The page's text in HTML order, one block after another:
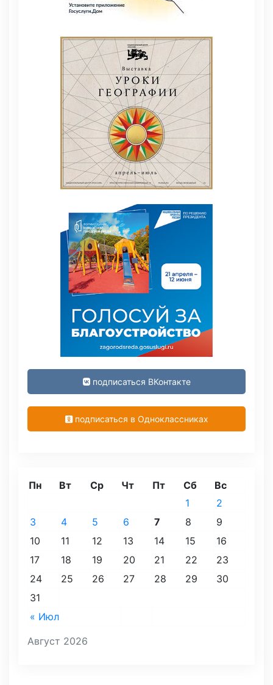
подписаться ВКонтакте
подписаться в Одноклассниках
Август 2026
Пн Вт Ср Чт Пт Сб Вс
« Июл
1
2
3
4 5 6 7 8
9
10
11 12 13 14 15
16
17
18 19 20 21 22
23
24
25 26 27 28 29
30
31